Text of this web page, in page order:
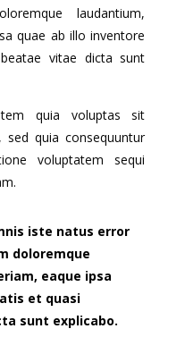
laudantium,
quae ab illo inventore
vitae dicta sunt
quia voluptas sit
quia consequuntur
voluptatem sequi
iste natus error
doloremque
eaque ipsa
et quasi
sunt explicabo.